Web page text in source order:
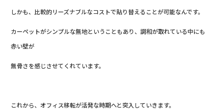
しかも、比較的リーズナブルなコストで貼り替えることが可能なんです。
カーペットがシンプルな無地ということもあり、調和が取れている中にも
赤い壁が
無骨さを感じさせてくれています。
これから、オフィス移転が活発な時期へと突入していきます。